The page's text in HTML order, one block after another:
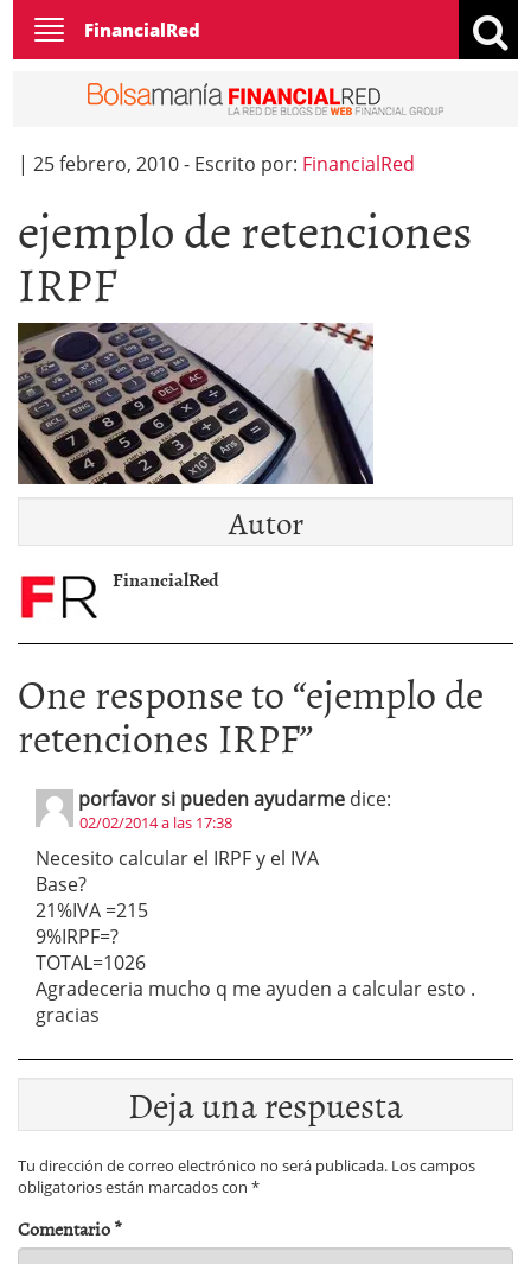
Toggle
navigation
FinancialRed
| 25 febrero, 2010- Escrito por: FinancialRed
ejemplo de retenciones
IRPF
Autor
FinancialRed
One response to “ejemplo de
retenciones IRPF”
porfavor si pueden ayudarme dice:
02/02/2014 a las 17:38
Necesito calcular el IRPF y el IVA
Base?
21%IVA =215
9%IRPF=?
TOTAL=1026
Agradeceria mucho q me ayuden a calcular esto .
gracias
Deja una respuesta
Tu dirección de correo electrónico no será publicada. Los campos
obligatorios están marcados con *
Comentario*